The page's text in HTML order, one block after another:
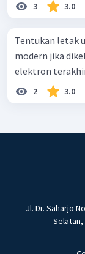
3 3.0
Tentukan letak
modern jika
2 3.0
Jl. Dr. Saharjo
Selatan,